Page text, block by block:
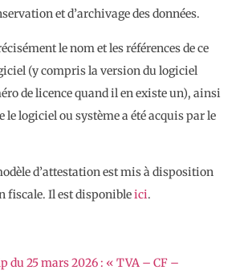
et d’archivage des données.
le nom et les références de ce
(y compris la version du logiciel
de licence quand il en existe un), ainsi
le logiciel ou système a été acquis par le
d’attestation est mis à disposition
fiscale. Il est disponibleici.
du 25 mars 2026 : « TVA – CF –